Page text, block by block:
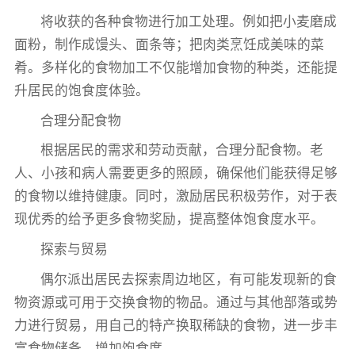
将收获的各种食物进行加工处理。例如把小麦磨成
面粉，制作成馒头、面条等；把肉类烹饪成美味的菜
肴。多样化的食物加工不仅能增加食物的种类，还能提
升居民的饱食度体验。
合理分配食物
根据居民的需求和劳动贡献，合理分配食物。老
人、小孩和病人需要更多的照顾，确保他们能获得足够
的食物以维持健康。同时，激励居民积极劳作，对于表
现优秀的给予更多食物奖励，提高整体饱食度水平。
探索与贸易
偶尔派出居民去探索周边地区，有可能发现新的食
物资源或可用于交换食物的物品。通过与其他部落或势
力进行贸易，用自己的特产换取稀缺的食物，进一步丰